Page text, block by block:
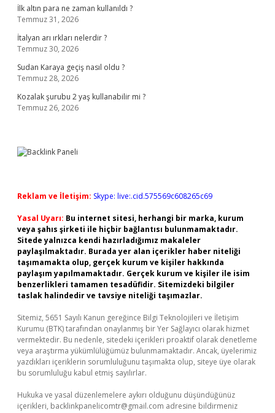
İlk altın para ne zaman kullanıldı ?
Temmuz 31, 2026
İtalyan arı ırkları nelerdir ?
Temmuz 30, 2026
Sudan Karaya geçiş nasıl oldu ?
Temmuz 28, 2026
Kozalak şurubu 2 yaş kullanabilir mi ?
Temmuz 26, 2026
Reklam ve İletişim: Skype: live:.cid.575569c608265c69
Yasal Uyarı: Bu internet sitesi, herhangi bir marka, kurum
veya şahıs şirketi ile hiçbir bağlantısı bulunmamaktadır.
Sitede yalnızca kendi hazırladığımız makaleler
paylaşılmaktadır. Burada yer alan içerikler haber niteliği
taşımamakta olup, gerçek kurum ve kişiler hakkında
paylaşım yapılmamaktadır. Gerçek kurum ve kişiler ile isim
benzerlikleri tamamen tesadüfidir. Sitemizdeki bilgiler
taslak halindedir ve tavsiye niteliği taşımazlar.
Sitemiz, 5651 Sayılı Kanun gereğince Bilgi Teknolojileri ve İletişim
Kurumu (BTK) tarafından onaylanmış bir Yer Sağlayıcı olarak hizmet
vermektedir. Bu nedenle, sitedeki içerikleri proaktif olarak denetleme
veya araştırma yükümlülüğümüz bulunmamaktadır. Ancak, üyelerimiz
yazdıkları içeriklerin sorumluluğunu taşımakta olup, siteye üye olarak
bu sorumluluğu kabul etmiş sayılırlar.
Hukuka ve yasal düzenlemelere aykırı olduğunu düşündüğünüz
içerikleri, backlinkpanelicomtr@gmail.com adresine bildirmeniz